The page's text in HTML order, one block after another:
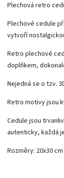
Plechová retro
Plechové cedule
vytvoří
Retro plechové
doplňkem,
Nejedná se o tzv.
Retro motivy jsou
Cedule jsou
autenticky, každá
Rozměry: 20x30 cm